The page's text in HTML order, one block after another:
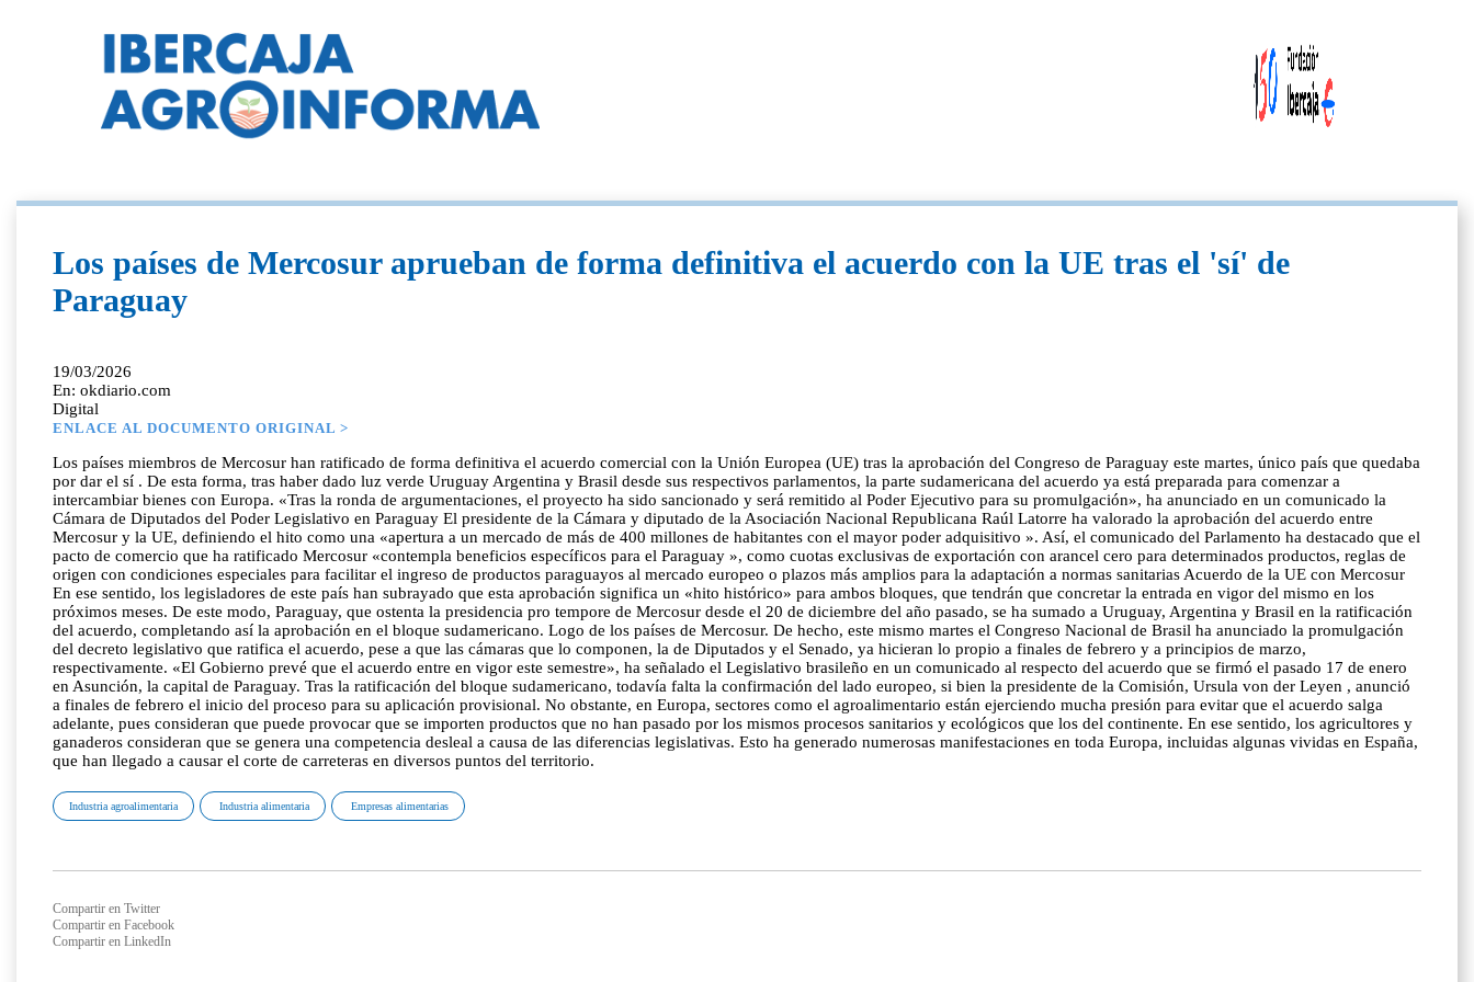
Los países de Mercosur aprueban de forma definitiva el acuerdo con la UE tras el 'sí' de
Paraguay
19/03/2026
En: okdiario.com
Digital
ENLACE AL DOCUMENTO ORIGINAL >
Los países miembros de Mercosur han ratificado de forma definitiva el acuerdo comercial con la Unión Europea (UE) tras la aprobación del Congreso de Paraguay este martes, único país que quedaba
por dar el sí . De esta forma, tras haber dado luz verde Uruguay Argentina y Brasil desde sus respectivos parlamentos, la parte sudamericana del acuerdo ya está preparada para comenzar a
intercambiar bienes con Europa. «Tras la ronda de argumentaciones, el proyecto ha sido sancionado y será remitido al Poder Ejecutivo para su promulgación», ha anunciado en un comunicado la
Cámara de Diputados del Poder Legislativo en Paraguay El presidente de la Cámara y diputado de la Asociación Nacional Republicana Raúl Latorre ha valorado la aprobación del acuerdo entre
Mercosur y la UE, definiendo el hito como una «apertura a un mercado de más de 400 millones de habitantes con el mayor poder adquisitivo ». Así, el comunicado del Parlamento ha destacado que el
pacto de comercio que ha ratificado Mercosur «contempla beneficios específicos para el Paraguay », como cuotas exclusivas de exportación con arancel cero para determinados productos, reglas de
origen con condiciones especiales para facilitar el ingreso de productos paraguayos al mercado europeo o plazos más amplios para la adaptación a normas sanitarias Acuerdo de la UE con Mercosur
En ese sentido, los legisladores de este país han subrayado que esta aprobación significa un «hito histórico» para ambos bloques, que tendrán que concretar la entrada en vigor del mismo en los
próximos meses. De este modo, Paraguay, que ostenta la presidencia pro tempore de Mercosur desde el 20 de diciembre del año pasado, se ha sumado a Uruguay, Argentina y Brasil en la ratificación
del acuerdo, completando así la aprobación en el bloque sudamericano. Logo de los países de Mercosur. De hecho, este mismo martes el Congreso Nacional de Brasil ha anunciado la promulgación
del decreto legislativo que ratifica el acuerdo, pese a que las cámaras que lo componen, la de Diputados y el Senado, ya hicieran lo propio a finales de febrero y a principios de marzo,
respectivamente. «El Gobierno prevé que el acuerdo entre en vigor este semestre», ha señalado el Legislativo brasileño en un comunicado al respecto del acuerdo que se firmó el pasado 17 de enero
en Asunción, la capital de Paraguay. Tras la ratificación del bloque sudamericano, todavía falta la confirmación del lado europeo, si bien la presidente de la Comisión, Ursula von der Leyen , anunció
a finales de febrero el inicio del proceso para su aplicación provisional. No obstante, en Europa, sectores como el agroalimentario están ejerciendo mucha presión para evitar que el acuerdo salga
adelante, pues consideran que puede provocar que se importen productos que no han pasado por los mismos procesos sanitarios y ecológicos que los del continente. En ese sentido, los agricultores y
ganaderos consideran que se genera una competencia desleal a causa de las diferencias legislativas. Esto ha generado numerosas manifestaciones en toda Europa, incluidas algunas vividas en España,
que han llegado a causar el corte de carreteras en diversos puntos del territorio.
Industria agroalimentaria Industria alimentaria Empresas alimentarias
Compartir en Twitter
Compartir en Facebook
Compartir en LinkedIn